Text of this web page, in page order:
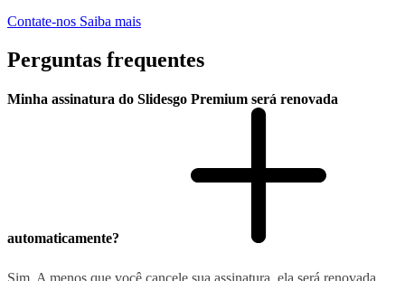
Contate-nos Saiba mais
Perguntas frequentes
Minha assinatura do Slidesgo Premium será renovada
automaticamente?
Sim. A menos que você cancele sua assinatura, ela será renovada